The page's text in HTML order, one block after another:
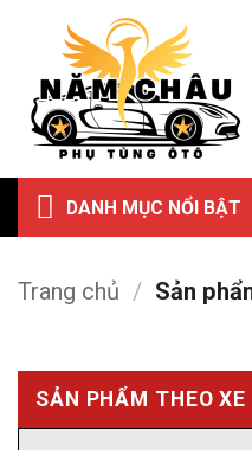
dung
DANH MỤC NỔI BẬT
Trang chủ / Sản
SẢN PHẨM THEO XE